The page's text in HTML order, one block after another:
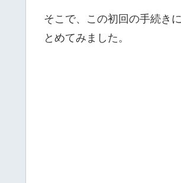
そこで、この初回の手続き
とめてみました。